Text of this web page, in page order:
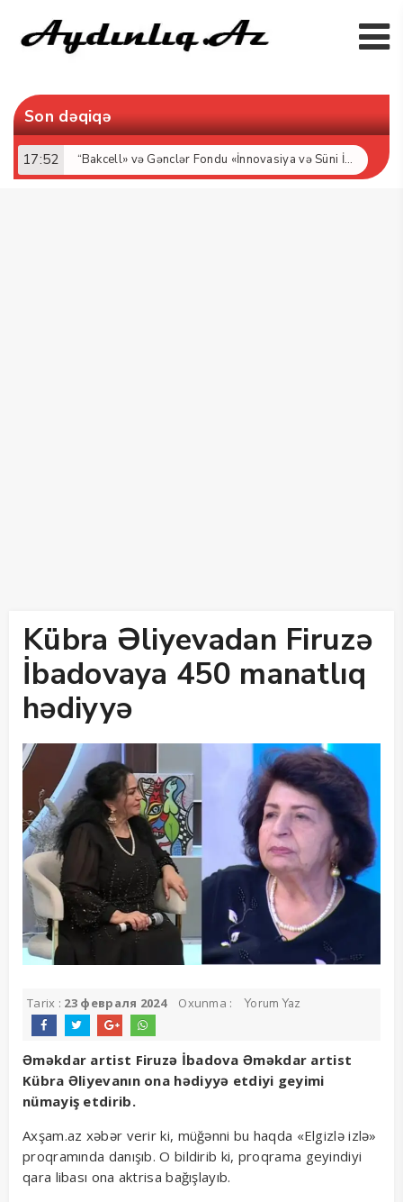
Son dəqiqə
17:52 “Bakcell» və Gənclər Fondu «İnnovasiya və Süni İntellekt» üzrə təqaüd proqramının qalibləri ilə görüş keçirib
Kübra Əliyevadan Firuzə
İbadovaya 450 manatlıq
hədiyyə
Tarix : 23 февраля 2024 Oxunma : Yorum Yaz
Əməkdar artist Firuzə İbadova Əməkdar artist
Kübra Əliyevanın ona hədiyyə etdiyi geyimi
nümayiş etdirib.
Axşam.az xəbər verir ki, müğənni bu haqda «Elgizlə izlə»
proqramında danışıb. O bildirib ki, proqrama geyindiyi
qara libası ona aktrisa bağışlayıb.